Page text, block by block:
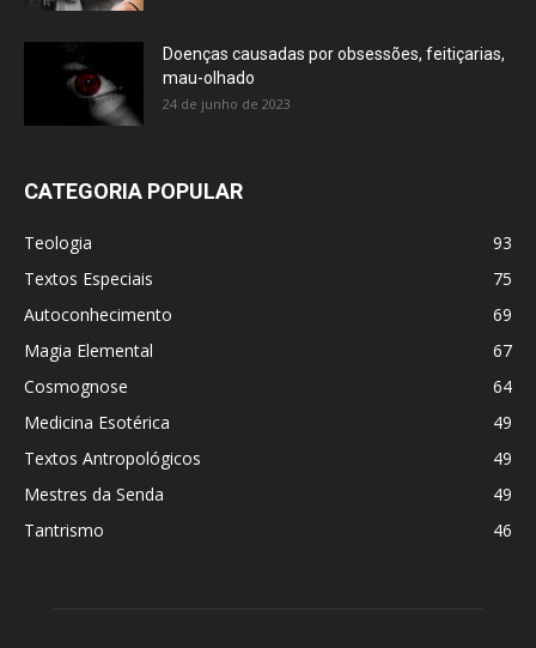
Doenças causadas por obsessões, feitiçarias,
mau-olhado
24 de junho de 2023
CATEGORIA POPULAR
Teologia
93
Textos Especiais
75
Autoconhecimento
69
Magia Elemental
67
Cosmognose
64
Medicina Esotérica
49
Textos Antropológicos
49
Mestres da Senda
49
Tantrismo
46